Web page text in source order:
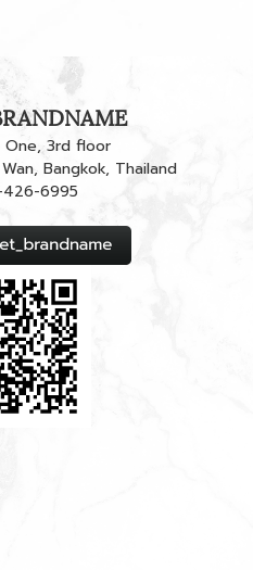
One, 3rd floor
Bangkok, Thailand
6995